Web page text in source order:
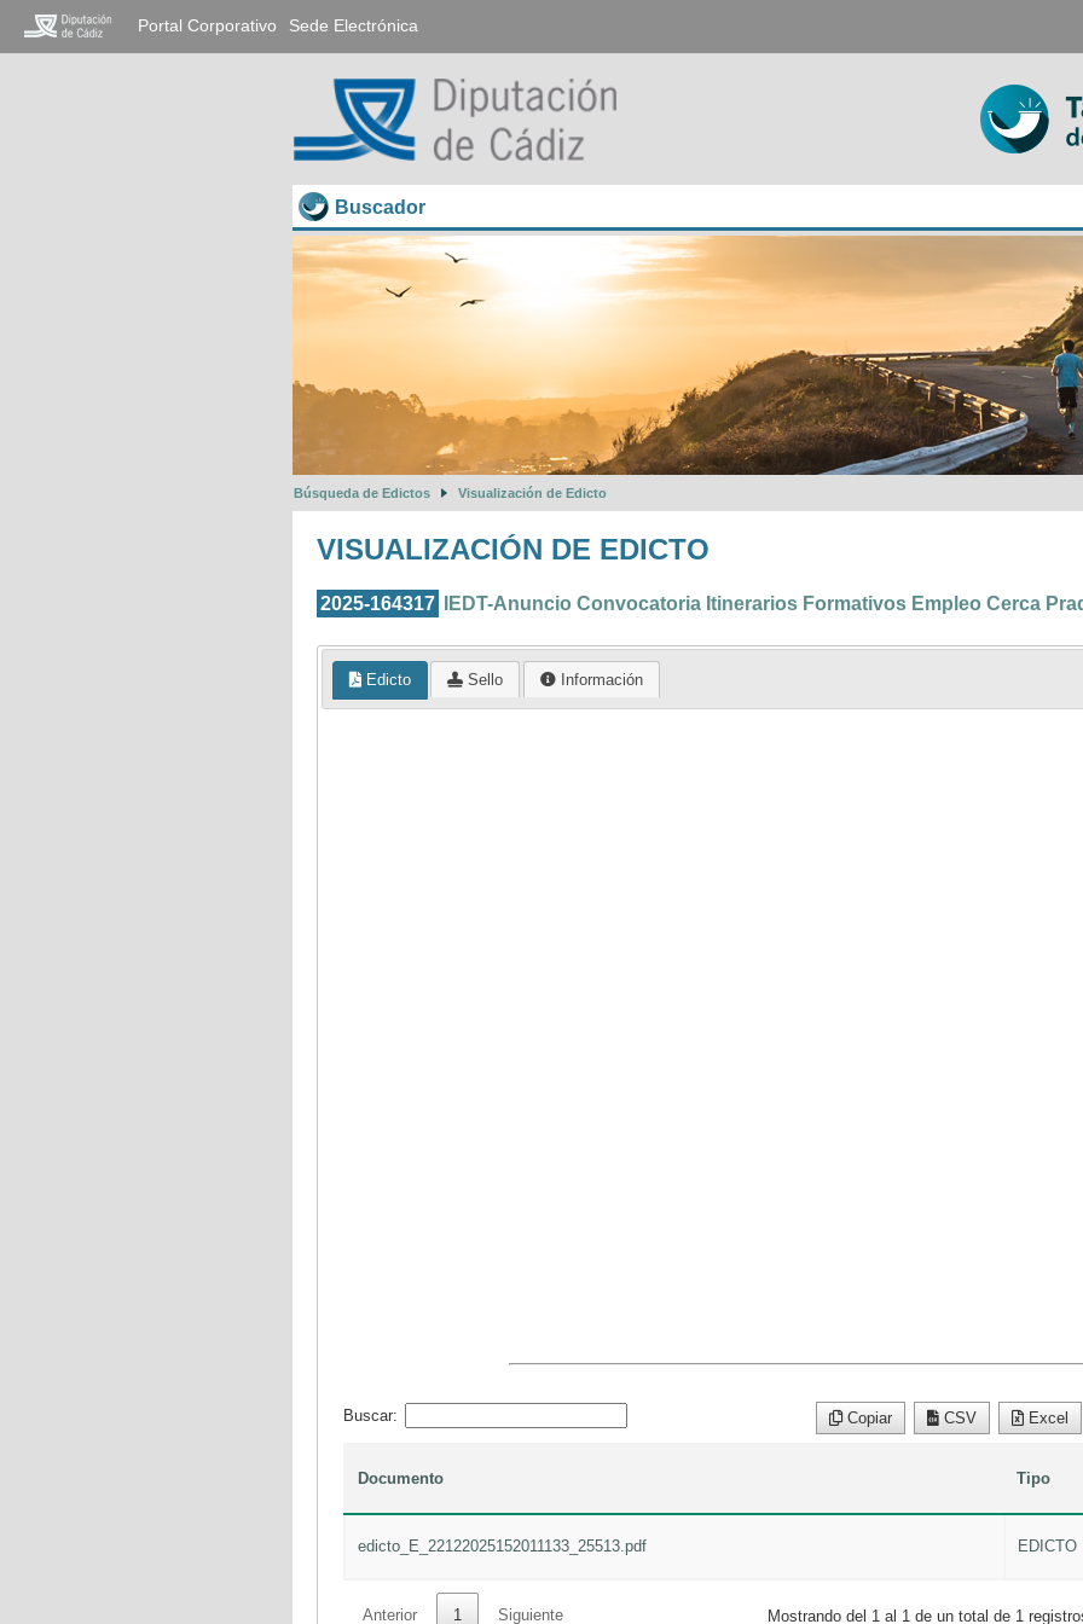
Portal Corporativo Sede Electrónica
Buscador
Búsqueda de Edictos Visualización de Edicto
VISUALIZACIÓN DE EDICTO
2025-164317 IEDT-Anuncio Convocatoria Itinerarios Formativos Empleo Cerca
Edicto Sello Información
Buscar: Copiar CSV Excel
Documento Tipo
edicto_E_22122025152011133_25513.pdf EDICTO
Anterior 1 Siguiente Mostrando del 1 al 1 de un total de 1